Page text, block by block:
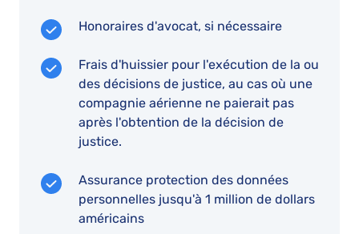
Honoraires d'avocat, si nécessaire
Frais d'huissier pour l'exécution de la ou
des décisions de justice, au cas où une
compagnie aérienne ne paierait pas
après l'obtention de la décision de
justice.
Assurance protection des données
personnelles jusqu'à 1 million de dollars
américains